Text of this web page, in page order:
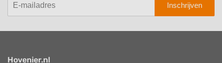
Inschrijven
Hovenier.nl